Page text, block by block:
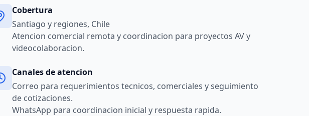
Cobertura
Santiago y regiones, Chile
Atencion comercial remota y coordinacion para proyectos AV y
videocolaboracion.
Canales de atencion
Correo para requerimientos tecnicos, comerciales y seguimiento
de cotizaciones.
WhatsApp para coordinacion inicial y respuesta rapida.